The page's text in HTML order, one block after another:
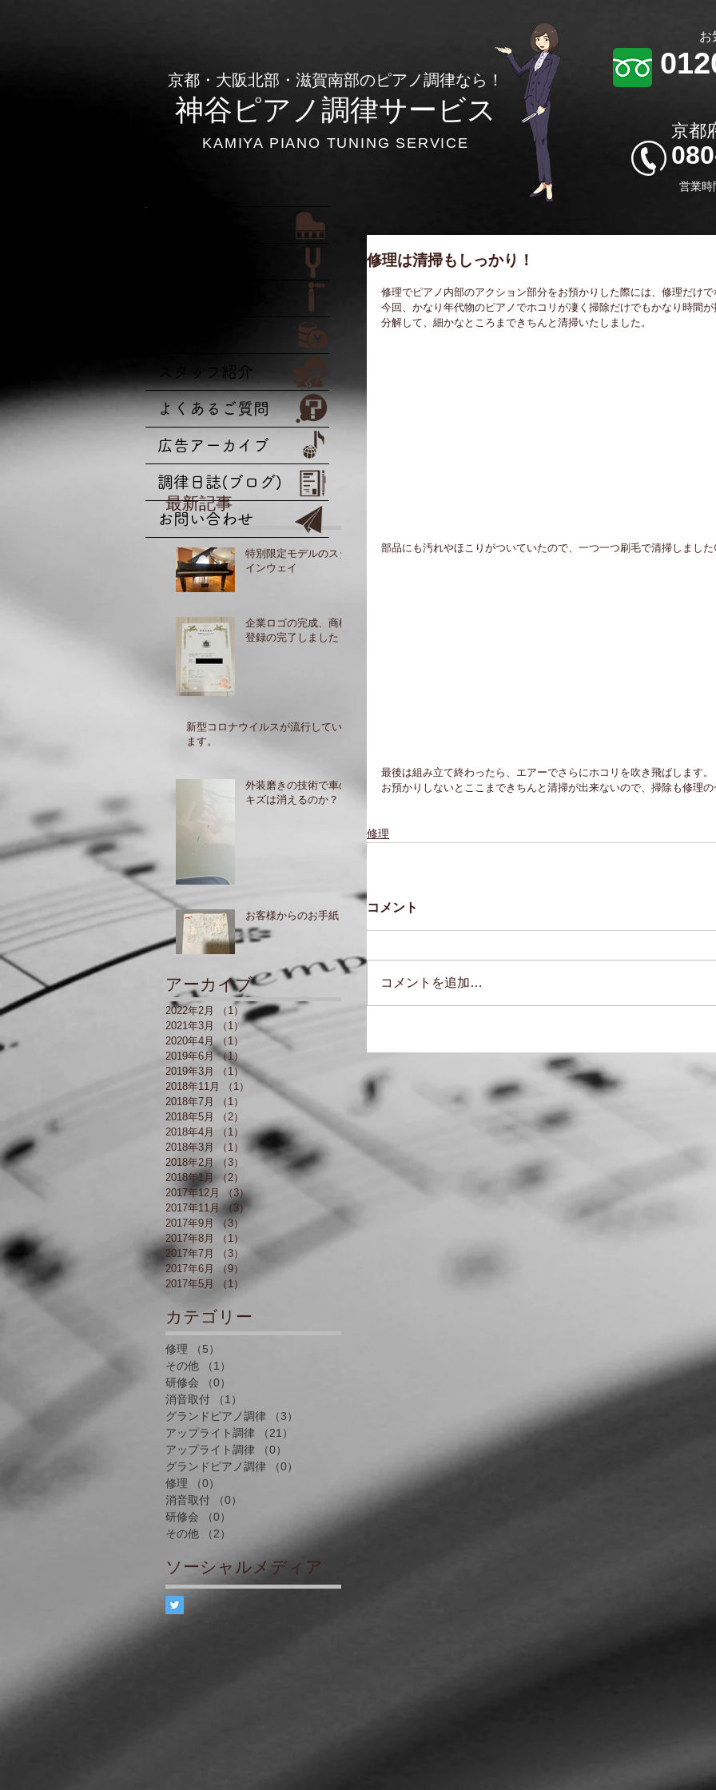
​京都・大阪北部・滋賀南部のピアノ調律なら！
神谷ピアノ調律サービス
KAMIYA PIANO TUNING SERVICE
お
京都
営業
最新記事
特別限定モデルのスタ
インウェイ
企業ロゴの完成、商標
登録の完了しました！
新型コロナウイルスが流行してい
ます。
外装磨きの技術で車の
キズは消えるのか？
お客様からのお手紙
アーカイブ
2022年2月 （1）1件の記事
2021年3月
（1）1件の記事
2020年4月 （1）
1件の記事
2019年6月 （1）
2019年3月
（1）1件の記事
2018年11月
（1）
1件の記事
2018年7月
（1）
1件の記事
2018年5月
（2）
2018年4月
（1） 1件の記事
2018年3月
（1）
1件の記事
2018年2月
（3）
3件の記事
2018年1月
（2）
2件の記事
2017年12月
（3）3件の記事
2017年11月
（3）3件の記事
2017年9月
（3）
2017年8月
（1）
1件の記事
2017年7月
（3）
2017年6月
（9）
2017年5月
（1）
​カテゴリー
修理 （5）
その他
（1）
研修会
（0）
消音取付
（1）
グランドピアノ調律
（3）
アップライト調律
（21）
アップライト調律
（0）
グランドピアノ調律
（0）
修理
（0）
消音取付
（0）
研修会
（0）
その他
（2）
ソーシャルメディア
修理は清掃もしっかり！
修理でピアノ内部のアクション部分をお預かりした際には、修理だけ
今回、かなり年代物のピアノでホコリが凄く掃除だけでもかなり時間
分解して、細かなところまできちんと清掃いたしました。
部品にも汚れやほこりがついていたので、一つ一つ刷毛で清掃しまし
最後は組み立て終わったら、エアーでさらにホコリを吹き飛ばします。
お預かりしないとここまできちんと清掃が出来ないので、掃除も修理
修理
コメント
コメントを追加…
スタッフ紹介
よくあるご質問
広告アーカイブ
調律日誌(ブログ)
お問い合わせ